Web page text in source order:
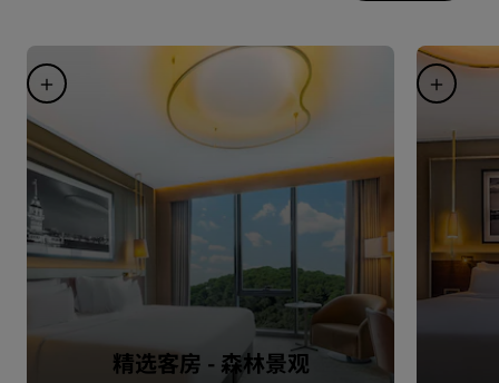
精选客房 - 森林景观